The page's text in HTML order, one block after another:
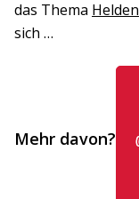
das Thema Helden
sich …
Mehr davon?